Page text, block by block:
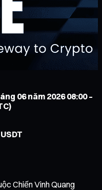
06 năm 2026 08:00 –
Chiến Vinh Quang